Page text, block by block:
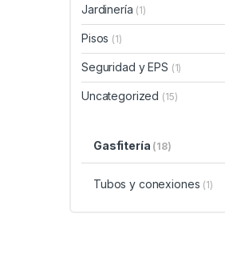
Jardinería (1)
Pisos (1)
Seguridad y EPS (1)
Uncategorized (15)
Gasfitería (18)
Tubos y conexiones (1)